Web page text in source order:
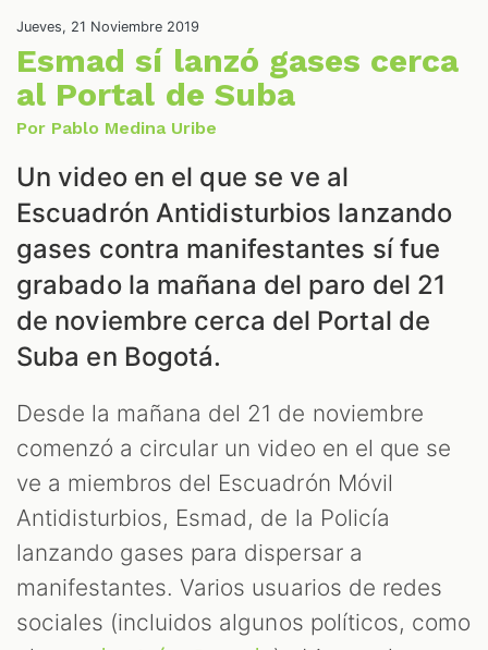
Jueves, 21 Noviembre 2019
Esmad sí lanzó gases cerca
al Portal de Suba
Por Pablo Medina Uribe
Un video en el que se ve al
Escuadrón Antidisturbios lanzando
gases contra manifestantes sí fue
grabado la mañana del paro del 21
de noviembre cerca del Portal de
Suba en Bogotá.
Desde la mañana del 21 de noviembre
comenzó a circular un video en el que se
ve a miembros del Escuadrón Móvil
Antidisturbios, Esmad, de la Policía
lanzando gases para dispersar a
manifestantes. Varios usuarios de redes
sociales (incluidos algunos políticos, como